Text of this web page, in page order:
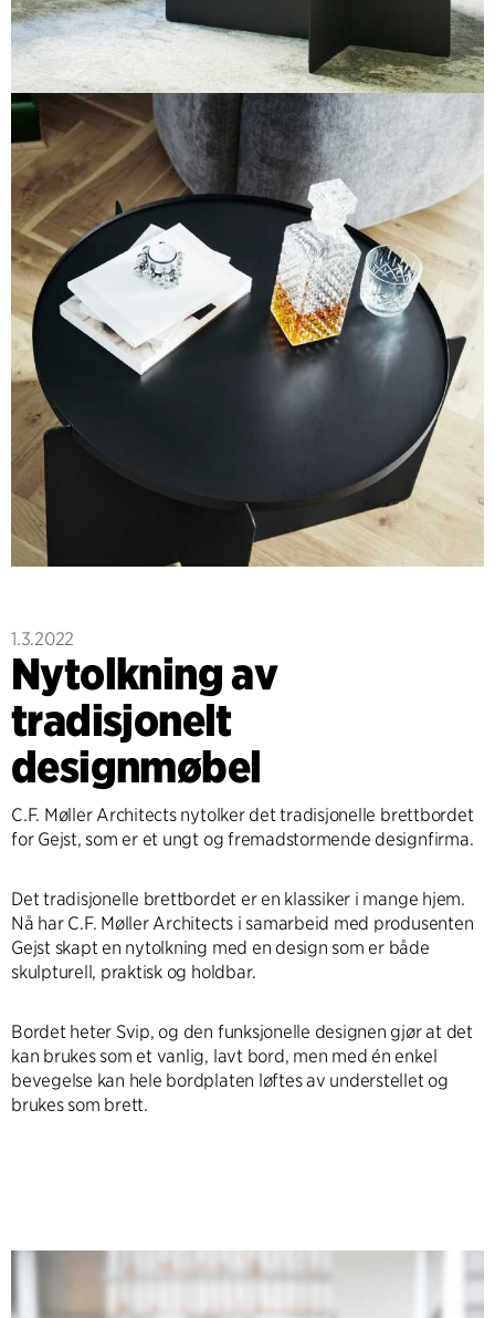
1.3.2022
Nytolkning av
tradisjonelt
designmøbel
C.F. Møller Architects nytolker det tradisjonelle brettbordet
for Gejst, som er et ungt og fremadstormende designfirma.
Det tradisjonelle brettbordet er en klassiker i mange hjem.
Nå har C.F. Møller Architects i samarbeid med produsenten
Gejst skapt en nytolkning med en design som er både
skulpturell, praktisk og holdbar.
Bordet heter Svip, og den funksjonelle designen gjør at det
kan brukes som et vanlig, lavt bord, men med én enkel
bevegelse kan hele bordplaten løftes av understellet og
brukes som brett.